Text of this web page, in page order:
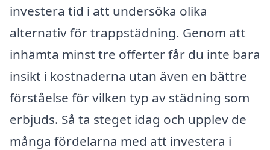
investera tid i att undersöka olika
alternativ för trappstädning. Genom att
inhämta minst tre offerter får du inte bara
insikt i kostnaderna utan även en bättre
förståelse för vilken typ av städning som
erbjuds. Så ta steget idag och upplev de
många fördelarna med att investera i